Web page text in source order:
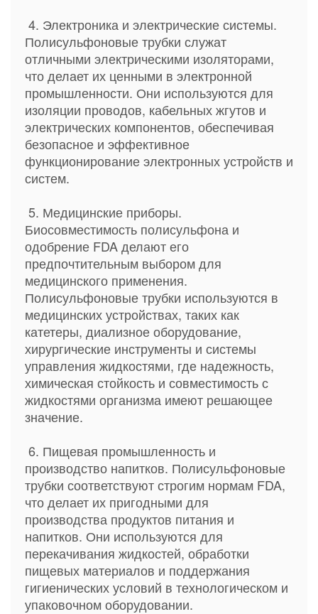
4. Электроника и электрические системы.
Полисульфоновые трубки служат
отличными электрическими изоляторами,
что делает их ценными в электронной
промышленности. Они используются для
изоляции проводов, кабельных жгутов и
электрических компонентов, обеспечивая
безопасное и эффективное
функционирование электронных устройств и
систем.
5. Медицинские приборы.
Биосовместимость полисульфона и
одобрение FDA делают его
предпочтительным выбором для
медицинского применения.
Полисульфоновые трубки используются в
медицинских устройствах, таких как
катетеры, диализное оборудование,
хирургические инструменты и системы
управления жидкостями, где надежность,
химическая стойкость и совместимость с
жидкостями организма имеют решающее
значение.
6. Пищевая промышленность и
производство напитков. Полисульфоновые
трубки соответствуют строгим нормам FDA,
что делает их пригодными для
производства продуктов питания и
напитков. Они используются для
перекачивания жидкостей, обработки
пищевых материалов и поддержания
гигиенических условий в технологическом и
упаковочном оборудовании.